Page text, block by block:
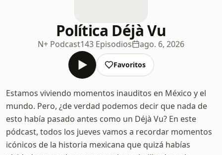
Política Déjà Vu
N+ Podcast143 Episodios ago. 6, 2026
Favoritos
Estamos viviendo momentos inauditos en México y el
mundo. Pero, ¿de verdad podemos decir que nada de
esto había pasado antes como un Déjà Vu? En este
pódcast, todos los jueves vamos a recordar momentos
icónicos de la historia mexicana que quizá habías